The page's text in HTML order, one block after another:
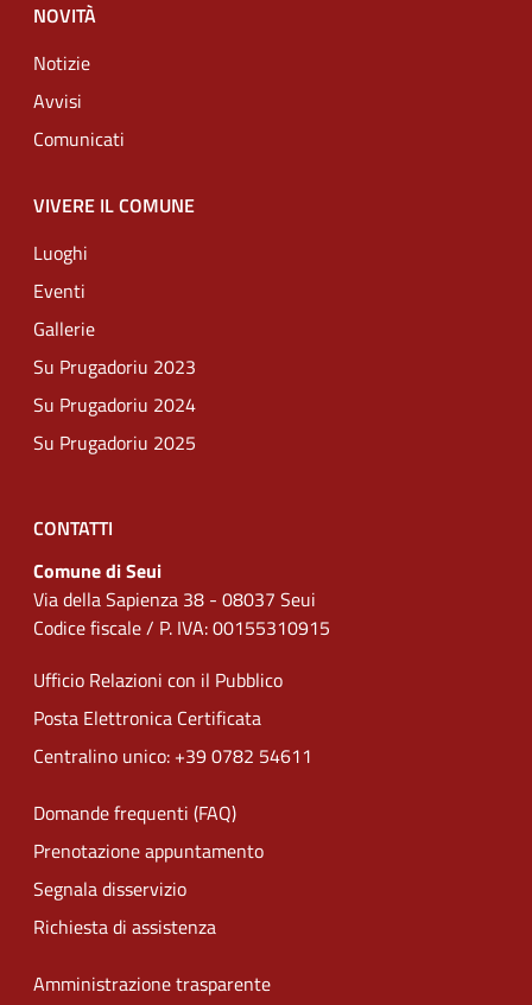
NOVITÀ
Notizie
Avvisi
Comunicati
VIVERE IL COMUNE
Luoghi
Eventi
Gallerie
Su Prugadoriu 2023
Su Prugadoriu 2024
Su Prugadoriu 2025
CONTATTI
Comune di Seui
Via della Sapienza 38 - 08037 Seui
Codice fiscale / P. IVA: 00155310915
Ufficio Relazioni con il Pubblico
Posta Elettronica Certificata
Centralino unico: +39 0782 54611
Domande frequenti (FAQ)
Prenotazione appuntamento
Segnala disservizio
Richiesta di assistenza
Amministrazione trasparente